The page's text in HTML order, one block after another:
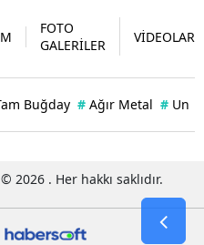
FOTO
GALERİLER
VİDEOLAR
Buğday # Ağır Metal # Un
2026 . Her hakkı saklıdır.